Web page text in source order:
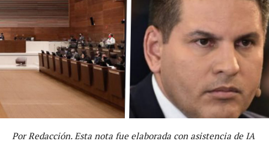
Por Redacción. Esta nota fue elaborada con asistencia de IA